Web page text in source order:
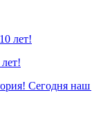
Сегодня наш